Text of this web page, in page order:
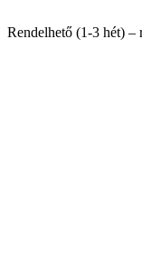
Rendelhető (1-3 hét) –